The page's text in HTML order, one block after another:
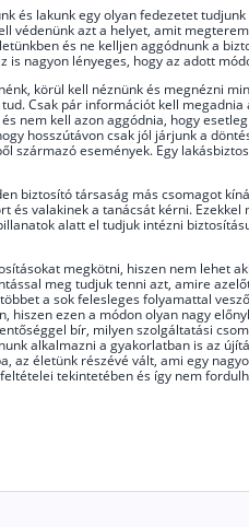
és lakunk egy olyan fedezetet
védenünk azt a helyet, amit
és ne kelljen aggódnunk a
nagyon lényeges, hogy az adott
körül kell néznünk és megnézni
Csak pár információt kell
nem kell azon aggódnia, hogy
hosszútávon csak jól járjunk a
események. Egy
biztosító társaság más csomagot
valakinek a tanácsát kérni.
alatt el tudjuk intézni
megkötni, hiszen nem lehet
meg tudjuk tenni azt, amire
a sok felesleges folyamattal
ezen a módon olyan nagy
bír, milyen szolgáltatási
alkalmazni a gyakorlatban is az
életünk részévé vált, ami egy
tekintetében és így nem